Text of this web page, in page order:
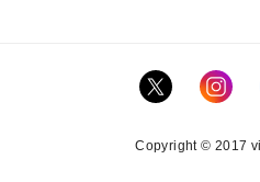
Copyright © 2017